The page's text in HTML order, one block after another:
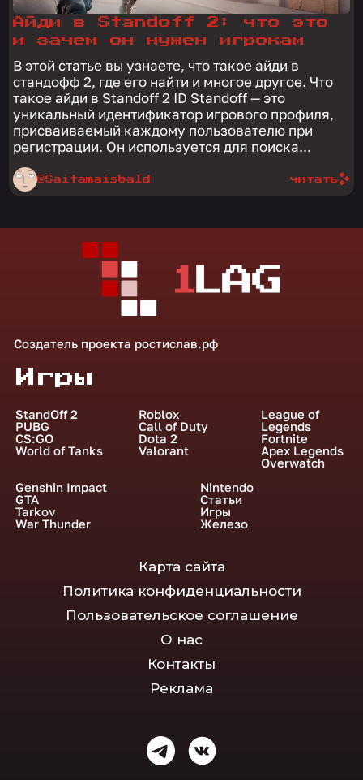
Айди в Standoff 2: что это
и зачем он нужен игрокам
В этой статье вы узнаете, что такое айди в
стандофф 2, где его найти и многое другое. Что
такое айди в Standoff 2 ID Standoff — это
уникальный идентификатор игрового профиля,
присваиваемый каждому пользователю при
регистрации. Он используется для поиска...
@Saitamaisbald читать
Создатель проекта ростислав.рф
Игры
StandOff 2
PUBG
CS:GO
World of Tanks
Roblox
Call of Duty
Dota 2
Valorant
League of
Legends
Fortnite
Apex Legends
Overwatch
Genshin Impact
GTA
Tarkov
War Thunder
Nintendo
Статьи
Игры
Железо
Карта сайта
Политика конфиденциальности
Пользовательское соглашение
О нас
Контакты
Реклама